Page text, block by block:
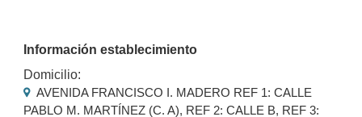
Información establecimiento
Domicilio:
AVENIDA FRANCISCO I. MADERO REF 1: CALLE
PABLO M. MARTÍNEZ (C. A), REF 2: CALLE B, REF 3: